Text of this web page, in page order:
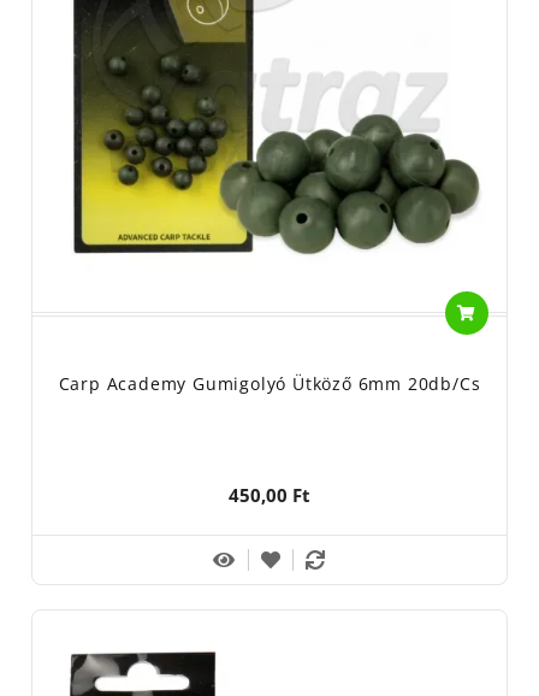
Carp Academy Gumigolyó Ütköző 6mm 20db/cs
450,00 Ft